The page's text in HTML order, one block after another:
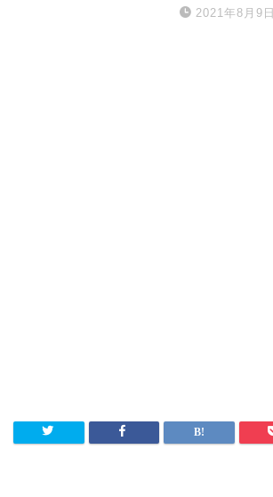
2021年8月9日